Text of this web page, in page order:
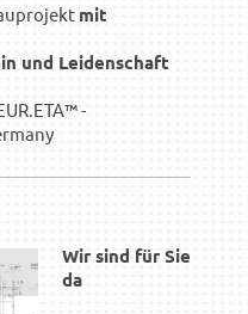
mit
und Leidenschaft
-
Wir sind für Sie
da